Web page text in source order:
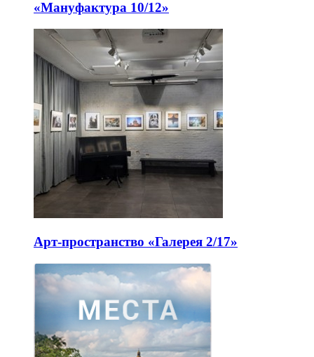
«Мануфактура 10/12»
Арт-пространство «Галерея 2/17»